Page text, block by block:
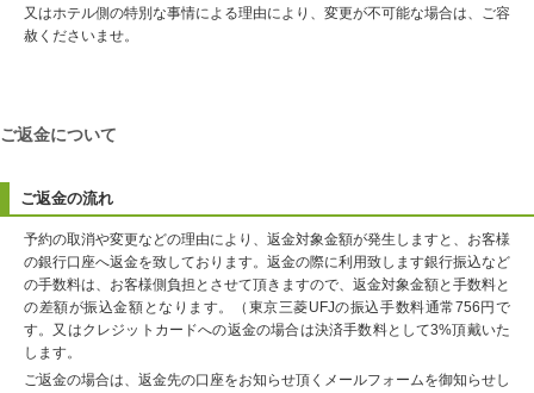
又はホテル側の特別な事情による理由により、変更が不可能な場合は、ご容
赦くださいませ。
ご返金について
ご返金の流れ
予約の取消や変更などの理由により、返金対象金額が発生しますと、お客様
の銀行口座へ返金を致しております。返金の際に利用致します銀行振込など
の手数料は、お客様側負担とさせて頂きますので、返金対象金額と手数料と
の差額が振込金額となります。（東京三菱UFJの振込手数料通常756円で
す。又はクレジットカードへの返金の場合は決済手数料として3%頂戴いた
します。
ご返金の場合は、返金先の口座をお知らせ頂くメールフォームを御知らせし